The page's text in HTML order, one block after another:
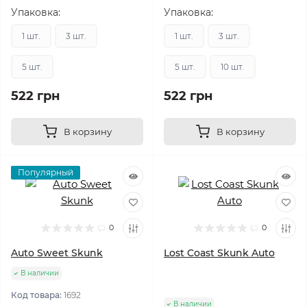
Упаковка:
1 шт. 3 шт.
5 шт.
522 грн
В корзину
Упаковка:
1 шт. 3 шт.
5 шт. 10 шт.
522 грн
В корзину
Популярный
0
Auto Sweet Skunk
В наличии
Код товара: 1692
0
Lost Coast Skunk Auto
В наличии